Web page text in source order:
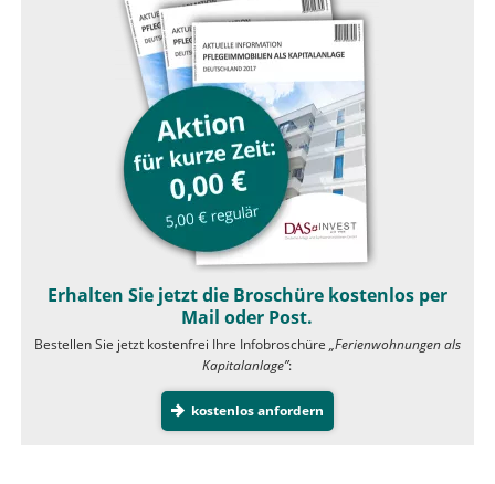
Erhalten Sie jetzt die Broschüre kostenlos per
Mail oder Post.
Bestellen Sie jetzt kostenfrei Ihre Infobroschüre „Ferienwohnungen als
Kapitalanlage”:
kostenlos anfordern